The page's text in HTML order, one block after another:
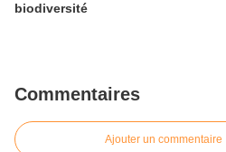
biodiversité
Commentaires
Ajouter un commentaire